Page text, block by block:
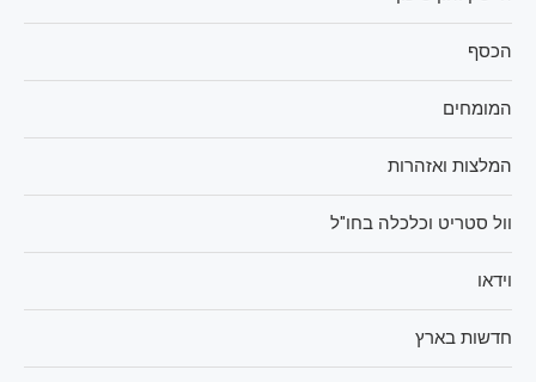
הכסף
המומחים
המלצות ואזהרות
וול סטריט וכלכלה בחו"ל
וידאו
חדשות בארץ